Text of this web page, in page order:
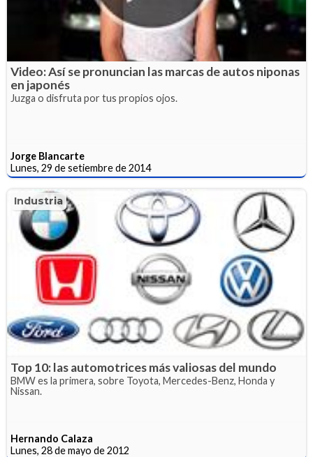
Video: Así se pronuncian las marcas de autos niponas
en japonés
Juzga o disfruta por tus propios ojos.
Jorge Blancarte
Lunes, 29 de setiembre de 2014
Industria
Top 10: las automotrices más valiosas del mundo
BMW es la primera, sobre Toyota, Mercedes-Benz, Honda y
Nissan.
Hernando Calaza
Lunes, 28 de mayo de 2012